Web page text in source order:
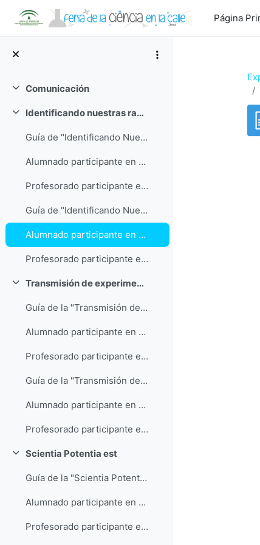
Página
Colapsar
Comunicación
Colapsar Identificando nuestras rapaces
Guía de "Identificando Nuestras Rapaces"
Alumnado participante en "Identificando Nuestras Rapaces"
Profesorado participante en " Identificando Nuestras Rapaces"
Guía de "Identificando Nuestras Rapaces"
Alumnado participante en "Identificando Nuestras Rapaces"
Profesorado participante en " Identificando Nuestras Rapaces"
Colapsar Transmisión de experimentos a la japonesa: el Kamishibai
Guía de la "Transmisión de experimentos a la japonesa: el Kamishibai"
Alumnado participante en "Transmisión de experimentos a la japonesa: el Kamishibai"
Profesorado participante en "Transmisión de experimentos a la japonesa: el Kamishibai"
Guía de la "Transmisión de experimentos a la japonesa: el Kamishibai"
Alumnado participante en "Transmisión de experimentos a la japonesa: el Kamishibai"
Profesorado participante en "Transmisión de experimentos a la japonesa: el Kamishibai"
Colapsar
Scientia Potentia est
Guía de la "Scientia Potentia est"
Alumnado participante en "Scientia Potentia est"
Profesorado participante en "Scientia potentia est"